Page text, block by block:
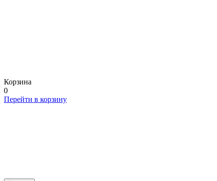
Корзина
0
Перейти в корзину